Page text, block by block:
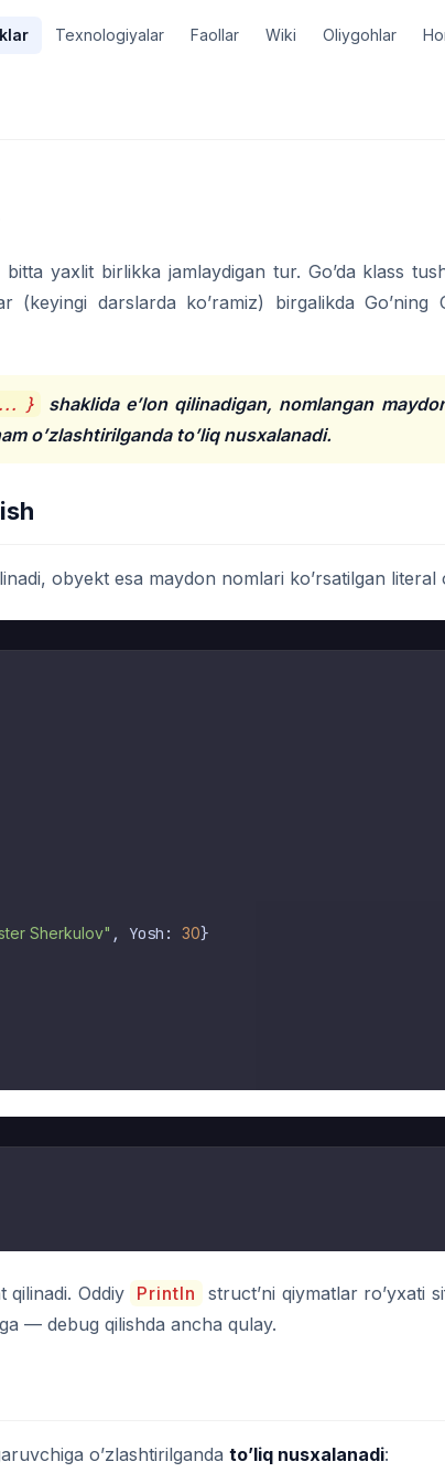
Texnologiyalar Faollar Wiki Oliygohlar
yaxlit birlikka jamlaydigan tur. Go’da klass
darslarda ko’ramiz) birgalikda Go’ning
}
shaklida e’lon qilinadigan, nomlangan
o’zlashtirilganda to’liq nusxalanadi.
obyekt esa maydon nomlari ko’rsatilgan literal
Sherkulov" , Yosh: 30}
qilinadi. Oddiy Println
struct’ni qiymatlar ro’yxati
— debug qilishda ancha qulay.
o’zlashtirilganda to’liq nusxalanadi: